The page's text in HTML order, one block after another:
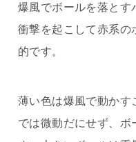
爆風でボールを落とす
衝撃を起こして赤系の
的です。
薄い色は爆風で動かす
では微動だにせず、